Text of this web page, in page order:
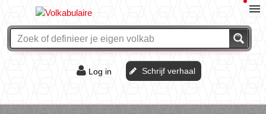
Log in Schrijf verhaal